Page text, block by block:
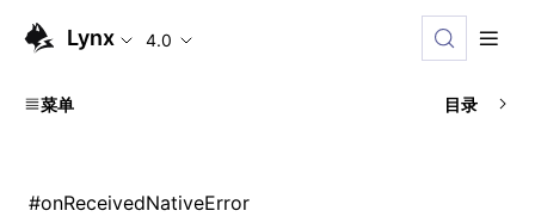
Lynx 4.0
菜单 目录
#onReceivedNativeError